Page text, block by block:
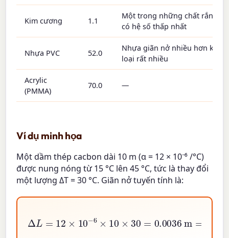
Kim cương 1.1
Một trong những chất rắn
có hệ số thấp nhất
Nhựa PVC 52.0
Nhựa giãn nở nhiều hơn kim
loại rất nhiều
Acrylic
(PMMA)
70.0 —
Ví dụ minh họa
Một dầm thép cacbon dài 10 m (α = 12 × 10⁻⁶ /°C)
được nung nóng từ 15 °C lên 45 °C, tức là thay đổi
một lượng ΔT = 30 °C. Giãn nở tuyến tính là:
Δ L= ×10 − 6×10 × 30=0.0036 m=3.6